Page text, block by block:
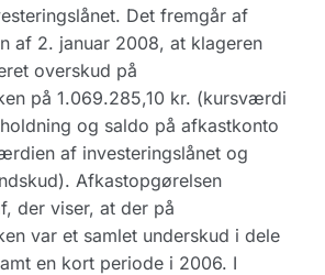
Det fremgår af
af 2. januar 2008, at klageren
overskud på
på 1.069.285,10 kr. (kursværdi
og saldo på afkastkonto
af investeringslånet og
Afkastopgørelsen
der viser, at der på
var et samlet underskud i dele
en kort periode i 2006. I